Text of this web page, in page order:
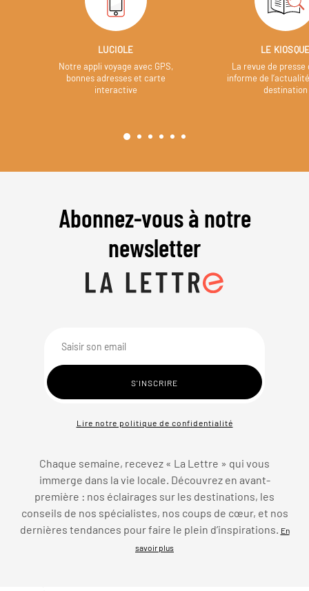
LUCIOLE
Notre appli voyage avec GPS,
bonnes adresses et carte
interactive
LE
La revue de presse
informe de
destination
Abonnez-vous à notre
newsletter
Lire notre politique de confidentialité
Chaque semaine, recevez « La Lettre » qui vous
immerge dans la vie locale. Découvrez en avant-
première : nos éclairages sur les destinations, les
conseils de nos spécialistes, nos coups de cœur, et nos
dernières tendances pour faire le plein d’inspirations.
En
savoir plus